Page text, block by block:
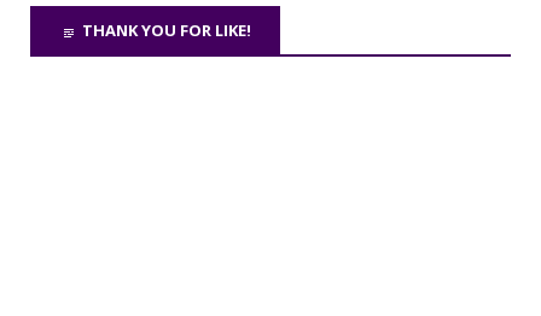
THANK YOU FOR LIKE!